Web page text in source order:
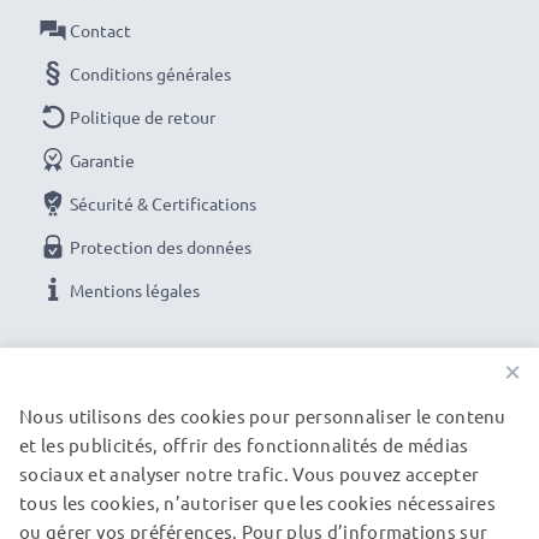
Contact
Conditions générales
Politique de retour
Garantie
Sécurité & Certifications
Protection des données
Mentions légales
NOS PARTENAIRES DE LIVRAISON
×
Nous utilisons des cookies pour personnaliser le contenu
et les publicités, offrir des fonctionnalités de médias
sociaux et analyser notre trafic. Vous pouvez accepter
tous les cookies, n’autoriser que les cookies nécessaires
ou gérer vos préférences. Pour plus d’informations sur